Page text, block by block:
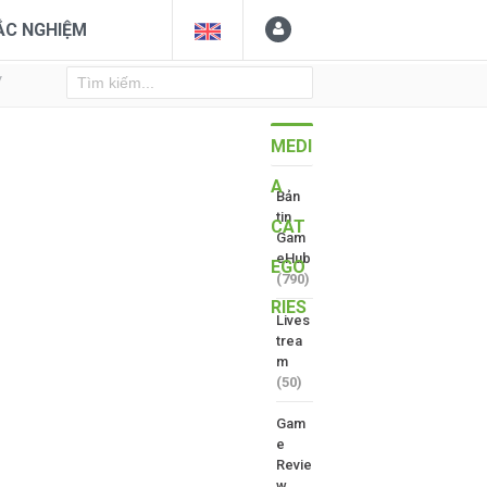
NGHIỆM
MEDI
A
CAT
EGO
RIES
Bản
tin
Gam
eHub
(790)
Lives
trea
m
(50)
Gam
e
Revie